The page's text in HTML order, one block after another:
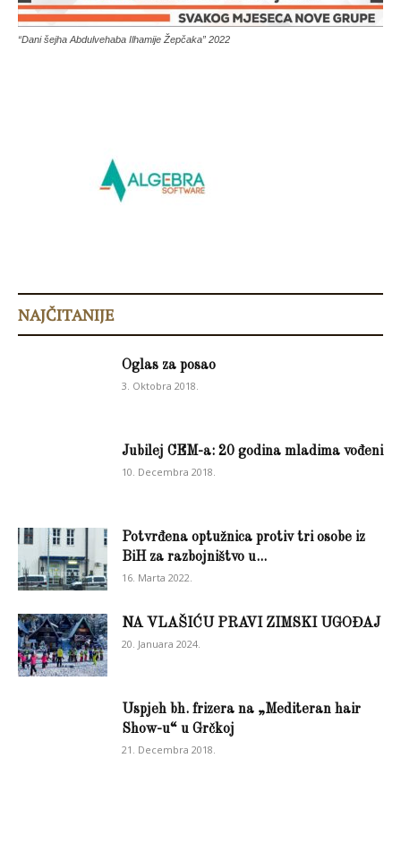
“Dani šejha Abdulvehaba Ilhamije Žepčaka” 2022
NAJČITANIJE
Oglas za posao
3. Oktobra 2018.
Jubilej CEM-a: 20 godina mladima vođeni
10. Decembra 2018.
Potvrđena optužnica protiv tri osobe iz
BiH za razbojništvo u...
16. Marta 2022.
NA VLAŠIĆU PRAVI ZIMSKI UGOĐAJ
20. Januara 2024.
Uspjeh bh. frizera na „Mediteran hair
Show-u“ u Grčkoj
21. Decembra 2018.